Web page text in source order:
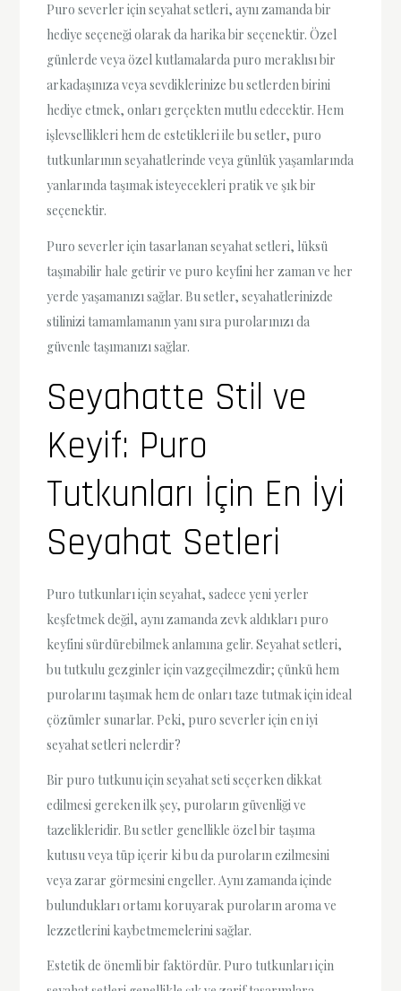
Puro severler için seyahat setleri, aynı zamanda bir
hediye seçeneği olarak da harika bir seçenektir. Özel
günlerde veya özel kutlamalarda puro meraklısı bir
arkadaşınıza veya sevdiklerinize bu setlerden birini
hediye etmek, onları gerçekten mutlu edecektir. Hem
işlevsellikleri hem de estetikleri ile bu setler, puro
tutkunlarının seyahatlerinde veya günlük yaşamlarında
yanlarında taşımak isteyecekleri pratik ve şık bir
seçenektir.
Puro severler için tasarlanan seyahat setleri, lüksü
taşınabilir hale getirir ve puro keyfini her zaman ve her
yerde yaşamanızı sağlar. Bu setler, seyahatlerinizde
stilinizi tamamlamanın yanı sıra purolarınızı da
güvenle taşımanızı sağlar.
Seyahatte Stil ve
Keyif: Puro
Tutkunları İçin En İyi
Seyahat Setleri
Puro tutkunları için seyahat, sadece yeni yerler
keşfetmek değil, aynı zamanda zevk aldıkları puro
keyfini sürdürebilmek anlamına gelir. Seyahat setleri,
bu tutkulu gezginler için vazgeçilmezdir; çünkü hem
purolarını taşımak hem de onları taze tutmak için ideal
çözümler sunarlar. Peki, puro severler için en iyi
seyahat setleri nelerdir?
Bir puro tutkunu için seyahat seti seçerken dikkat
edilmesi gereken ilk şey, puroların güvenliği ve
tazelikleridir. Bu setler genellikle özel bir taşıma
kutusu veya tüp içerir ki bu da puroların ezilmesini
veya zarar görmesini engeller. Aynı zamanda içinde
bulundukları ortamı koruyarak puroların aroma ve
lezzetlerini kaybetmemelerini sağlar.
Estetik de önemli bir faktördür. Puro tutkunları için